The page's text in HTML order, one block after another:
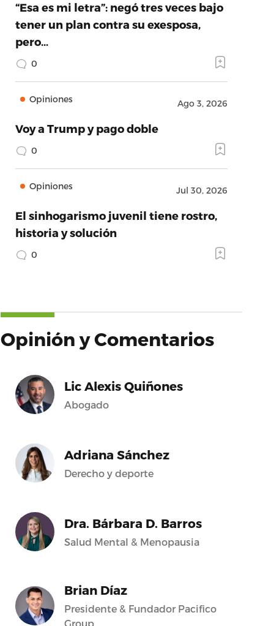
“Esa es mi letra”: negó tres veces bajo
tener un plan contra su exesposa,
pero…
0
Opiniones Ago 3, 2026
Voy a Trump y pago doble
0
Opiniones Jul 30, 2026
El sinhogarismo juvenil tiene rostro,
historia y solución
0
Opinión y Comentarios
Lic Alexis Quiñones
Abogado
Adriana Sánchez
Derecho y deporte
Dra. Bárbara D. Barros
Salud Mental & Menopausia
Brian Díaz
Presidente & Fundador Pacifico
Group